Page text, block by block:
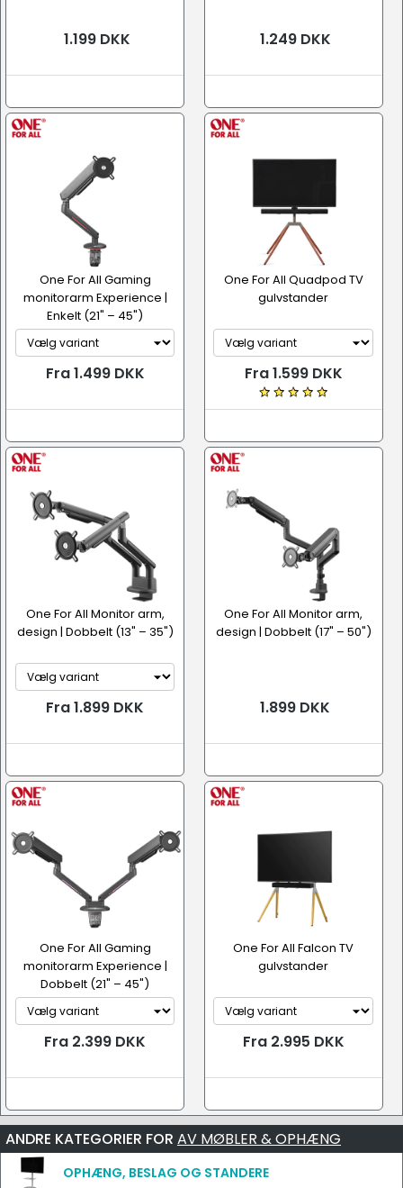
1.199 DKK 1.249 DKK
One For All Gaming
monitorarm Experience |
Enkelt (21" – 45")
Fra 1.499 DKK
One For All Quadpod TV
gulvstander
Fra 1.599 DKK
One For All Monitor arm,
design | Dobbelt (13" – 35")
Fra 1.899 DKK
One For All Monitor arm,
design | Dobbelt (17" – 50")
1.899 DKK
One For All Gaming
monitorarm Experience |
Dobbelt (21" – 45")
Fra 2.399 DKK
One For All Falcon TV
gulvstander
Fra 2.995 DKK
ANDRE KATEGORIER FOR AV MØBLER & OPHÆNG
OPHÆNG, BESLAG OG STANDERE